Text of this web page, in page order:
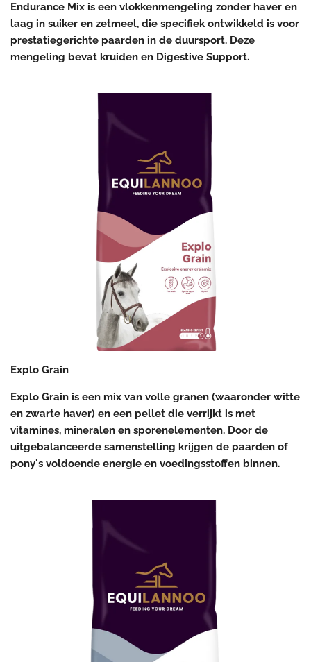
Endurance Mix is een vlokkenmengeling zonder haver en
laag in suiker en zetmeel, die specifiek ontwikkeld is voor
prestatiegerichte paarden in de duursport. Deze
mengeling bevat kruiden en Digestive Support.
Explo Grain
Explo Grain is een mix van volle granen (waaronder witte
en zwarte haver) en een pellet die verrijkt is met
vitamines, mineralen en sporenelementen. Door de
uitgebalanceerde samenstelling krijgen de paarden of
pony's voldoende energie en voedingsstoffen binnen.